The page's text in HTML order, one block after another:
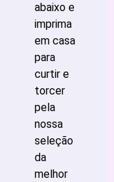
abaixo e
imprima
em casa
para
curtir e
torcer
pela
nossa
seleção
da
melhor